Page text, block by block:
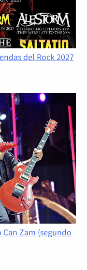
del Rock 2027
Can Zam (segundo